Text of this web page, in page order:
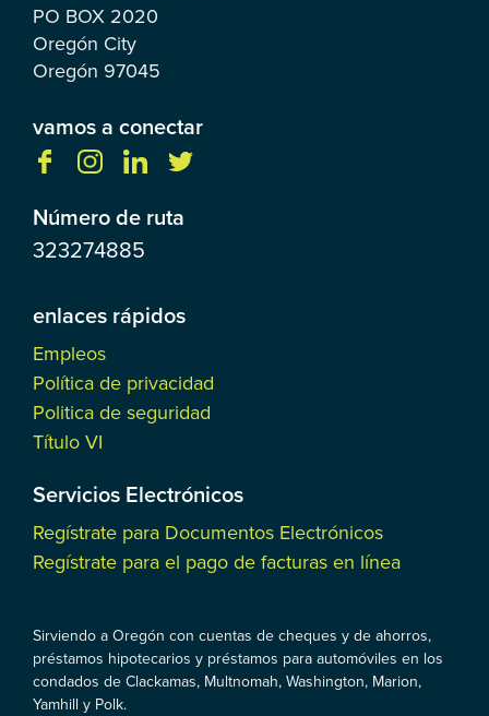
PO BOX 2020
Oregón City
Oregón 97045
vamos a conectar
Número de ruta
323274885
enlaces rápidos
Empleos
Política de privacidad
Politica de seguridad
Título VI
Servicios Electrónicos
Regístrate para Documentos Electrónicos
Regístrate para el pago de facturas en línea
Sirviendo a Oregón con cuentas de cheques y de ahorros,
préstamos hipotecarios y préstamos para automóviles en los
condados de Clackamas, Multnomah, Washington, Marion,
Yamhill y Polk.